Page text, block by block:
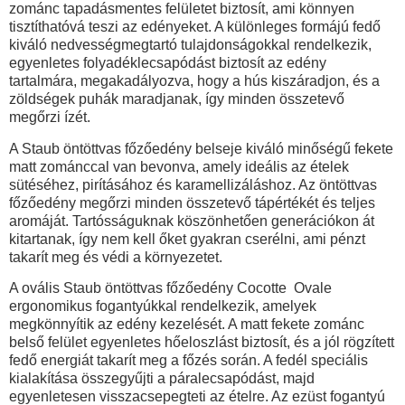
zománc tapadásmentes felületet biztosít, ami könnyen
tisztíthatóvá teszi az edényeket. A különleges formájú fedő
kiváló nedvességmegtartó tulajdonságokkal rendelkezik,
egyenletes folyadéklecsapódást biztosít az edény
tartalmára, megakadályozva, hogy a hús kiszáradjon, és a
zöldségek puhák maradjanak, így minden összetevő
megőrzi ízét.
A Staub öntöttvas főzőedény belseje kiváló minőségű fekete
matt zománccal van bevonva, amely ideális az ételek
sütéséhez, pirításához és karamellizáláshoz. Az öntöttvas
főzőedény megőrzi minden összetevő tápértékét és teljes
aromáját. Tartósságuknak köszönhetően generációkon át
kitartanak, így nem kell őket gyakran cserélni, ami pénzt
takarít meg és védi a környezetet.
A ovális Staub öntöttvas főzőedény Cocotte Ovale
ergonomikus fogantyúkkal rendelkezik, amelyek
megkönnyítik az edény kezelését. A matt fekete zománc
belső felület egyenletes hőeloszlást biztosít, és a jól rögzített
fedő energiát takarít meg a főzés során. A fedél speciális
kialakítása összegyűjti a páralecsapódást, majd
egyenletesen visszacsepegteti az ételre. Az ezüst fogantyú